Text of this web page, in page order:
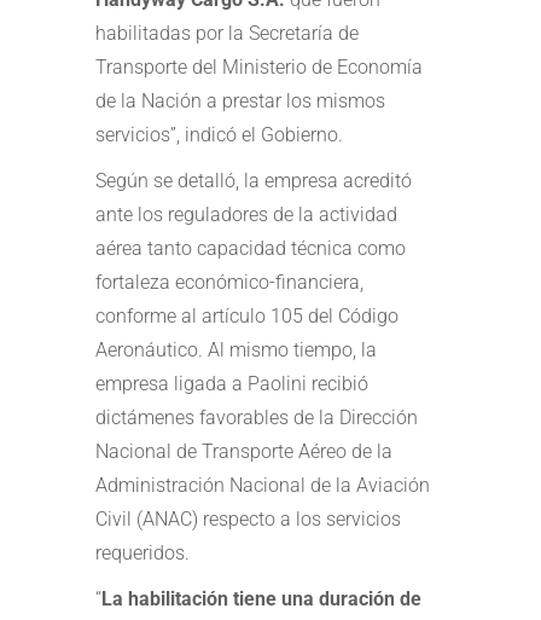
habilitadas por la Secretaría de
Transporte del Ministerio de Economía
de la Nación a prestar los mismos
servicios”, indicó el Gobierno.
Según se detalló, la empresa acreditó
ante los reguladores de la actividad
aérea tanto capacidad técnica como
fortaleza económico-financiera,
conforme al artículo 105 del Código
Aeronáutico. Al mismo tiempo, la
empresa ligada a Paolini recibió
dictámenes favorables de la Dirección
Nacional de Transporte Aéreo de la
Administración Nacional de la Aviación
Civil (ANAC) respecto a los servicios
requeridos.
“La habilitación tiene una duración de